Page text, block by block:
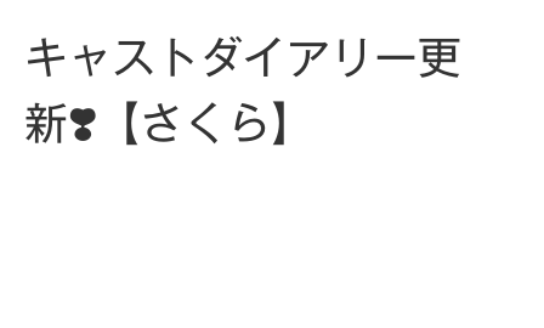
キャストダイアリー更
新❣️【さくら】